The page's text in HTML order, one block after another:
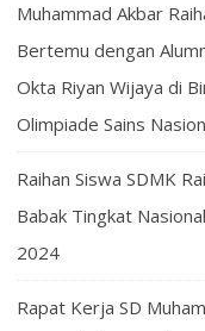
Muhammad Akbar
Bertemu dengan
Okta Riyan Wijaya di
Olimpiade Sains
Raihan Siswa SDMK
Babak Tingkat
2024
Rapat Kerja SD